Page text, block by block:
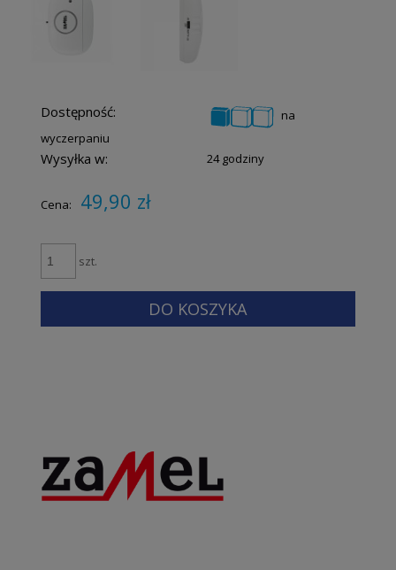
Dostępność:
na
wyczerpaniu
Wysyłka w: 24 godziny
Cena: 49,90 zł
szt.
DO KOSZYKA